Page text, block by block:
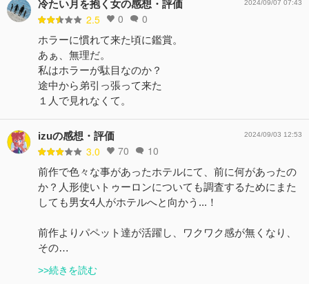
冷たい月を抱く女の感想・評価
2.5 0 0
2024/09/07 07:43
ホラーに慣れて来た頃に鑑賞。
あぁ、無理だ。
私はホラーが駄目なのか？
途中から弟引っ張って来た
１人で見れなくて。
izuの感想・評価
3.0 70 10
2024/09/03 12:53
前作で色々な事があったホテルにて、前に何があったの
か？人形使いトゥーロンについても調査するためにまた
しても男女4人がホテルへと向かう...！
前作よりパペット達が活躍し、ワクワク感が無くなり、
その…
>>続きを読む